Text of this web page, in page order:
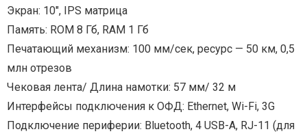
Экран: 10″, IPS матрица
Память: ROM 8 Гб, RAM 1 Гб
Печатающий механизм: 100 мм/сек, ресурс — 50 км, 0,5
млн отрезов
Чековая лента/ Длина намотки: 57 мм/ 32 м
Интерфейсы подключения к ОФД: Ethernet, Wi-Fi, 3G
Подключение периферии: Bluetooth, 4 USB-A, RJ-11 (для